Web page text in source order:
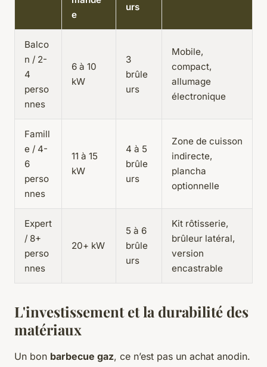
e
urs
Balco
n / 2-
4
perso
nnes
6 à 10
kW
3
brûle
urs
Mobile,
compact,
allumage
électronique
Famill
e / 4-
6
perso
nnes
11 à 15
kW
4 à 5
brûle
urs
Zone de cuisson
indirecte,
plancha
optionnelle
Expert
/ 8+
perso
nnes
20+ kW
5 à 6
brûle
urs
Kit rôtisserie,
brûleur latéral,
version
encastrable
L'investissement et la durabilité des
matériaux
Un bon barbecue gaz, ce n’est pas un achat anodin.